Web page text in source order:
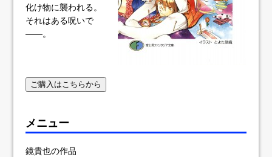
化け物に襲われる。
それはある呪いで
――。
ご購入はこちらから
メニュー
鏡貴也の作品